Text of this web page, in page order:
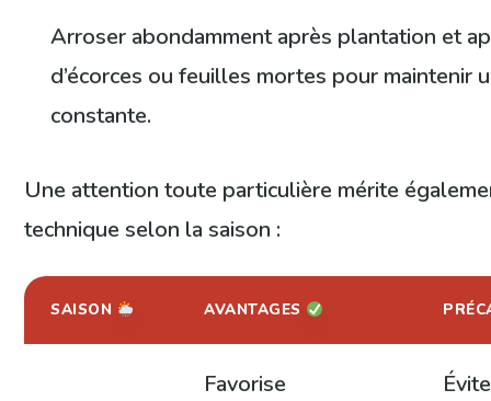
Arroser abondamment après plantation et
d’écorces ou feuilles mortes pour maintenir
constante.
Une attention toute particulière mérite
technique selon la saison :
SAISON AVANTAGES
Favorise